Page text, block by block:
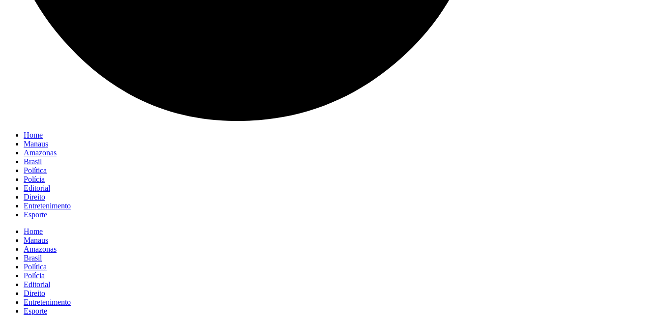
Home
Manaus
Amazonas
Brasil
Política
Polícia
Editorial
Direito
Entretenimento
Esporte
Home
Manaus
Amazonas
Brasil
Política
Polícia
Editorial
Direito
Entretenimento
Esporte